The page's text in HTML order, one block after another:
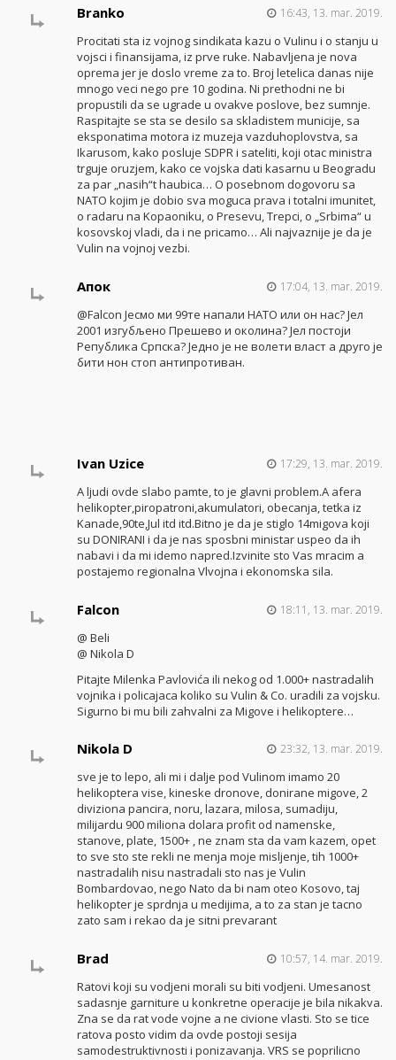
Branko 16:43, 13. mar. 2019.
Procitati sta iz vojnog sindikata kazu o Vulinu i o stanju u
vojsci i finansijama, iz prve ruke. Nabavljena je nova
oprema jer je doslo vreme za to. Broj letelica danas nije
mnogo veci nego pre 10 godina. Ni prethodni ne bi
propustili da se ugrade u ovakve poslove, bez sumnje.
Raspitajte se sta se desilo sa skladistem municije, sa
eksponatima motora iz muzeja vazduhoplovstva, sa
Ikarusom, kako posluje SDPR i sateliti, koji otac ministra
trguje oruzjem, kako ce vojska dati kasarnu u Beogradu
za par „nasih“t haubica… O posebnom dogovoru sa
NATO kojim je dobio sva moguca prava i totalni imunitet,
o radaru na Kopaoniku, o Presevu, Trepci, o „Srbima“ u
kosovskoj vladi, da i ne pricamo… Ali najvaznije je da je
Vulin na vojnoj vezbi.
Апок 17:04, 13. mar. 2019.
@Falcon Јесмо ми 99те напали НАТО или он нас? Јел
2001 изгубљено Прешево и околина? Јел постоји
Република Српска? Једно је не волети власт а друго је
бити нон стоп антипротиван.
Ivan Uzice 17:29, 13. mar. 2019.
A ljudi ovde slabo pamte, to je glavni problem.A afera
helikopter,piropatroni,akumulatori, obecanja, tetka iz
Kanade,90te,Jul itd itd.Bitno je da je stiglo 14migova koji
su DONIRANI i da je nas sposbni ministar uspeo da ih
nabavi i da mi idemo napred.Izvinite sto Vas mracim a
postajemo regionalna Vlvojna i ekonomska sila.
Falcon 18:11, 13. mar. 2019.
@ Beli
@ Nikola D
Pitajte Milenka Pavlovića ili nekog od 1.000+ nastradalih
vojnika i policajaca koliko su Vulin & Co. uradili za vojsku.
Sigurno bi mu bili zahvalni za Migove i helikoptere…
Nikola D 23:32, 13. mar. 2019.
sve je to lepo, ali mi i dalje pod Vulinom imamo 20
helikoptera vise, kineske dronove, donirane migove, 2
diviziona pancira, noru, lazara, milosa, sumadiju,
milijardu 900 miliona dolara profit od namenske,
stanove, plate, 1500+ , ne znam sta da vam kazem, opet
to sve sto ste rekli ne menja moje misljenje, tih 1000+
nastradalih nisu nastradali sto nas je Vulin
Bombardovao, nego Nato da bi nam oteo Kosovo, taj
helikopter je sprdnja u medijima, a to za stan je tacno
zato sam i rekao da je sitni prevarant
Brad 10:57, 14. mar. 2019.
Ratovi koji su vodjeni morali su biti vodjeni. Umesanost
sadasnje garniture u konkretne operacije je bila nikakva.
Zna se da rat vode vojne a ne civione vlasti. Sto se tice
ratova posto vidim da ovde postoji sesija
samodestruktivnosti i ponizavanja. VRS se poprilicno